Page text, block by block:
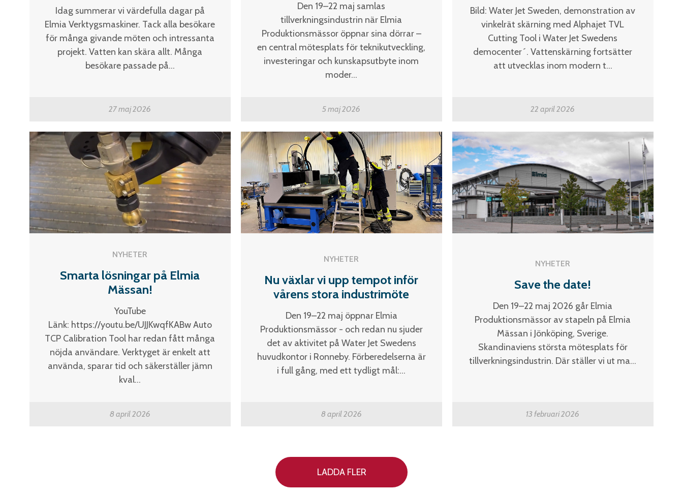
Idag summerar vi värdefulla dagar på
Elmia Verktygsmaskiner. Tack alla besökare
för många givande möten och intressanta
projekt. Vatten kan skära allt. Många
besökare passade på...
27 maj 2026
Den 19–22 maj samlas
tillverkningsindustrin när Elmia
Produktionsmässor öppnar sina dörrar –
en central mötesplats för teknikutveckling,
investeringar och kunskapsutbyte inom
moder...
5 maj 2026
Bild: Water Jet Sweden, demonstration av
vinkelrät skärning med Alphajet TVL
Cutting Tool i Water Jet Swedens
democenter´. Vattenskärning fortsätter
att utvecklas inom modern t...
22 april 2026
NYHETER
Smarta lösningar på Elmia
Mässan!
YouTube
Länk: https://youtu.be/UJJKwqfKABw Auto
TCP Calibration Tool har redan fått många
nöjda användare. Verktyget är enkelt att
använda, sparar tid och säkerställer jämn
kval...
8 april 2026
NYHETER
Nu växlar vi upp tempot inför
vårens stora industrimöte
Den 19–22 maj öppnar Elmia
Produktionsmässor - och redan nu sjuder
det av aktivitet på Water Jet Swedens
huvudkontor i Ronneby. Förberedelserna är
i full gång, med ett tydligt mål:...
8 april 2026
NYHETER
Save the date!
Den 19–22 maj 2026 går Elmia
Produktionsmässor av stapeln på Elmia
Mässan i Jönköping, Sverige.
Skandinaviens största mötesplats för
tillverkningsindustrin. Där ställer vi ut ma...
13 februari 2026
LADDA FLER